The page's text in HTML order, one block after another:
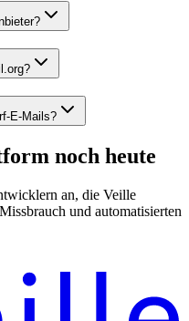
E-Mails?
noch heute
an, die Veille
und automatisierten